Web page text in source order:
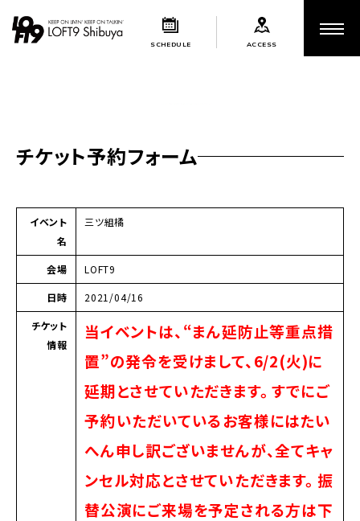
SCHEDULE ACCESS
チケット予約フォーム
イベント
名
三ツ組橘
会場 LOFT9
日時 2021/04/16
チケット
情報
当イベントは、“まん延防止等重点措
置”の発令を受けまして、6/2(火)に
延期とさせていただきます。 すでにご
予約いただいているお客様にはたい
へん申し訳ございませんが、全てキャ
ンセル対応とさせていただきます。 振
替公演にご来場を予定される方は下